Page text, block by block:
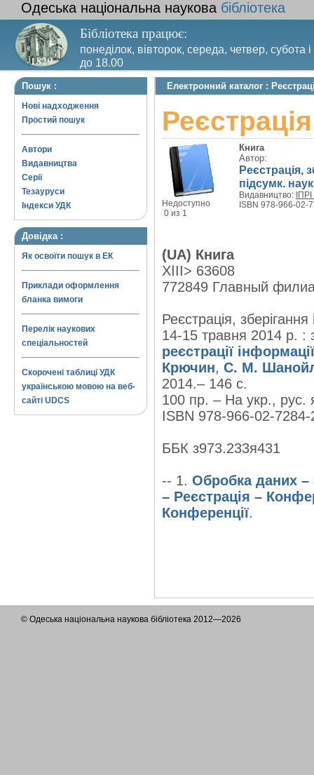
Одеська національна наукова бібліотека
Бібліотека працює:
понеділок, вівторок, середа, четвер, субота
до 18.00
Вихідний день – п’ятниця. Останній четвер
Пошук :
Нові надходження
Простий пошук
Автори
Видавництва
Серії
Тезауруси
Індекси УДК
Довідка :
Як освоїти пошук в ЕК
Приклади оформлення
бланка вимоги
Перелік наукових
спеціальностей
Скорочені таблиці УДК
українською мовою на веб-
сайті UDCS
Електронний каталог :
Недоступно
0 из 1
Книга
Автор:
Реєстрація,
підсумк.
Видавництво:
ISBN 978-966-02-
(UA) Книга
XIII> 63608
772849 Главный
Реєстрація,
14-15 травня 2014 р. :
реєстрації інформації
Крючин, С. М.
2014.– 146 с.
100 пр. – На укр., рус.
ISBN 978-966-02-
ББК з973.233я431
-- 1. Обробка даних –
– Реєстрація –
Конференції.
© Одеська національна наукова бібліотека 2012—2026